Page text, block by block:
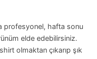
profesyonel, hafta sonu
elde edebilirsiniz.
olmaktan çıkarıp şık